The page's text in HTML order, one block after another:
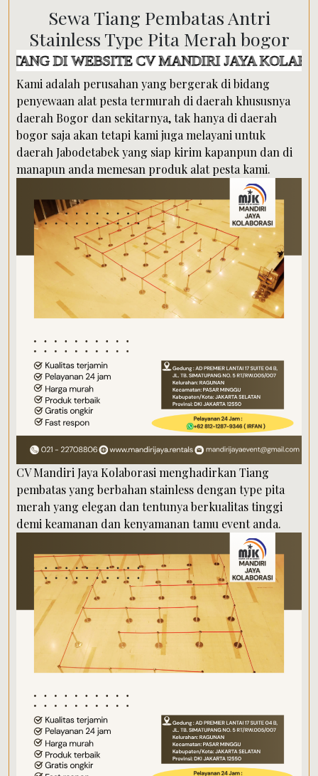
Sewa Tiang Pembatas Antri
Stainless Type Pita Merah bogor
WEBSITE CV MANDIRI JAYA KOLABORASI
Kami adalah perusahan yang bergerak di bidang
penyewaan alat pesta termurah di daerah khususnya
daerah Bogor dan sekitarnya, tak hanya di daerah
bogor saja akan tetapi kami juga melayani untuk
daerah Jabodetabek yang siap kirim kapanpun dan di
manapun anda memesan produk alat pesta kami.
CV Mandiri Jaya Kolaborasi menghadirkan Tiang
pembatas yang berbahan stainless dengan type pita
merah yang elegan dan tentunya berkualitas tinggi
demi keamanan dan kenyamanan tamu event anda.